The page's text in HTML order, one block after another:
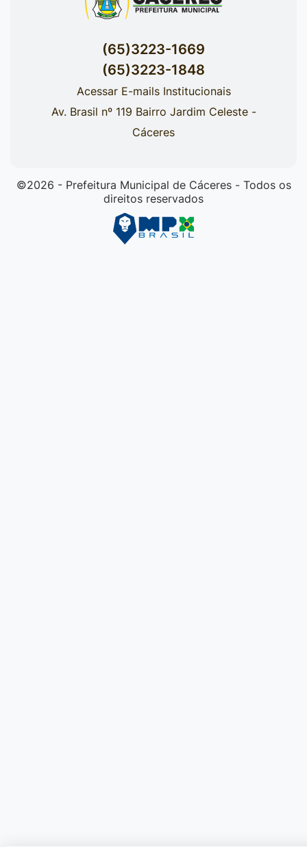
(65)3223-1669
(65)3223-1848
Acessar E-mails Institucionais
Av. Brasil nº 119 Bairro Jardim Celeste -
Cáceres
©2026 - Prefeitura Municipal de Cáceres - Todos os
direitos reservados